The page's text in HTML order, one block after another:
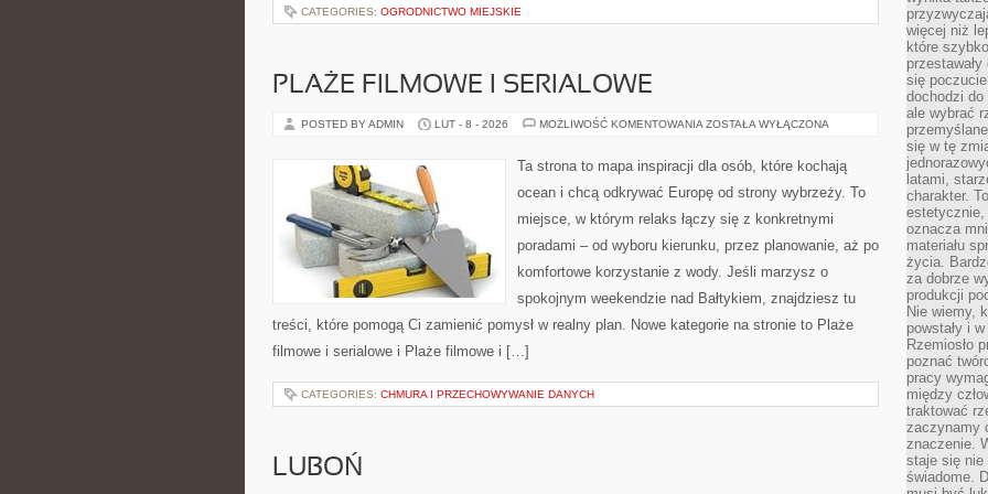
CATEGORIES: OGRODNICTWO MIEJSKIE
PLAŻE FILMOWE I SERIALOWE
POSTED BY ADMIN LUT - 8 - 2026 MOŻLIWOŚĆ KOMENTOWANIA PLAŻE
SERIALOWE
ZOSTAŁA WYŁĄCZONA
Ta strona to mapa inspiracji dla osób, które kochają
ocean i chcą odkrywać Europę od strony wybrzeży. To
miejsce, w którym relaks łączy się z konkretnymi
poradami – od wyboru kierunku, przez planowanie, aż po
komfortowe korzystanie z wody. Jeśli marzysz o
spokojnym weekendzie nad Bałtykiem, znajdziesz tu
treści, które pomogą Ci zamienić pomysł w realny plan. Nowe kategorie na stronie to Plaże
filmowe i serialowe i Plaże filmowe i […]
CATEGORIES: CHMURA I PRZECHOWYWANIE DANYCH
LUBOŃ
więcej niż
które
się
dochodzi
ale wybrać
się w tę
latami,
charakter.
estetycznie,
oznacza
materiału
życia.
za dobrze
produkcji
Nie wiemy,
powstały i
Rzemiosło
poznać
pracy
między
traktować
zaczynamy
znaczenie.
staje się nie
świadome.